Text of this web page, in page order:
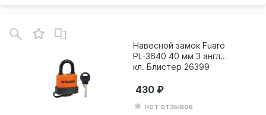
Навесной замок Fuaro
PL-3640 40 мм 3 англ.
кл. Блистер 26399
нет отзывов
430